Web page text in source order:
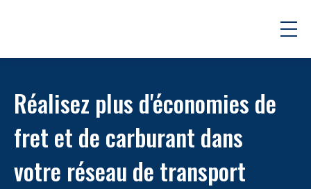
Réalisez plus d'économies de
fret et de carburant dans
votre réseau de transport